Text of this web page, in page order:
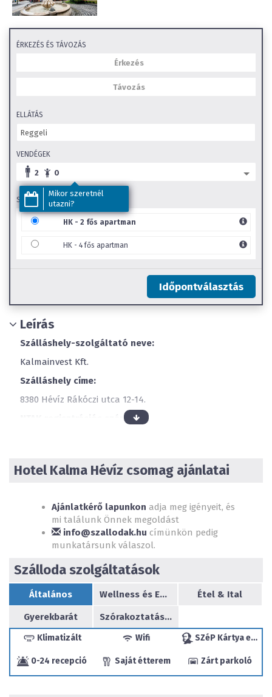
ÉRKEZÉS ÉS TÁVOZÁS
Mikor szeretnél
utazni?
ELLÁTÁS
VENDÉGEK
2 0
SZOBA TÍPUS
HK - 2 fős apartman
HK - 4 fős apartman
Időpontválasztás
Leírás
Szálláshely-szolgáltató neve:
Kalmainvest Kft.
Szálláshely címe:
8380 Hévíz Rákóczi utca 12-14.
NTAK regisztrációs szám:
A kikapcsolódás és pihenés oázisa. Az exkluzív
Tágas apartmanjaink, pezsgőfürdős-szaunás wellness
oázisunk, számtalan szabadidős programtippünk és
segítőkész személyzetünk garantálja, hogy zavartalan és
Hotel Kalma Hévíz csomag ajánlatai
Ajánlatkérő lapunkon adja meg igényeit, és
mi találunk Önnek megoldást
info@szallodak.hu címünkön pedig
munkatársunk válaszol.
Szálloda szolgáltatások
Általános Wellness és Egészség Étel & Ital
Gyerekbarát Szórakoztatás/sport
Klimatizált Wifi SZéP Kártya elfogadóhely
0-24 recepció Saját étterem Zárt parkoló